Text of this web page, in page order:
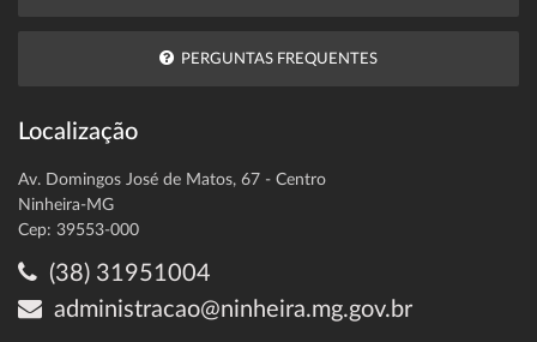
PERGUNTAS FREQUENTES
Localização
Av. Domingos José de Matos, 67 - Centro
Ninheira-MG
Cep: 39553-000
(38) 31951004
administracao@ninheira.mg.gov.br